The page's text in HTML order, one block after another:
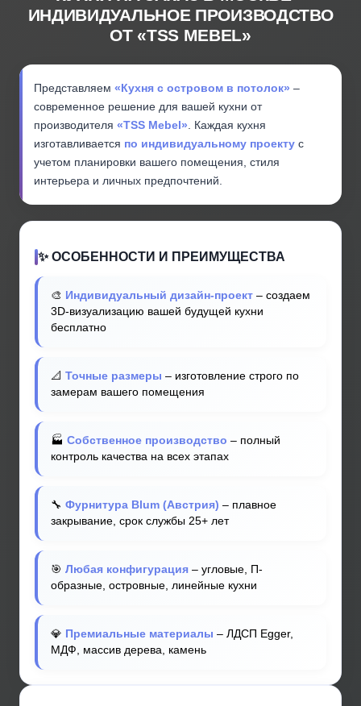
ИНДИВИДУАЛЬНОЕ ПРОИЗВОДСТВО
ОТ «TSS MEBEL»
Представляем «Кухня с островом в потолок» –
современное решение для вашей кухни от
производителя «TSS Mebel» . Каждая кухня
изготавливается по индивидуальному проекту с
учетом планировки вашего помещения, стиля
интерьера и личных предпочтений.
✨ ОСОБЕННОСТИ И ПРЕИМУЩЕСТВА
🎨 Индивидуальный дизайн-проект – создаем
3D-визуализацию вашей будущей кухни
бесплатно
📐 Точные размеры – изготовление строго по
замерам вашего помещения
🏭 Собственное производство – полный
контроль качества на всех этапах
🔧 Фурнитура Blum (Австрия) – плавное
закрывание, срок службы 25+ лет
🎯 Любая конфигурация – угловые, П-
образные, островные, линейные кухни
💎 Премиальные материалы – ЛДСП Egger,
МДФ, массив дерева, камень